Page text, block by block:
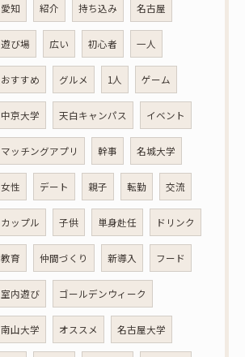
愛知 紹介 持ち込み 名古屋
遊び場 広い 初心者 一人
おすすめ グルメ 1人 ゲーム
中京大学 天白キャンパス イベント
マッチングアプリ 幹事 名城大学
女性 デート 親子 転勤 交流
カップル 子供 単身赴任 ドリンク
教育 仲間づくり 新導入 フード
室内遊び ゴールデンウィーク
南山大学 オススメ 名古屋大学